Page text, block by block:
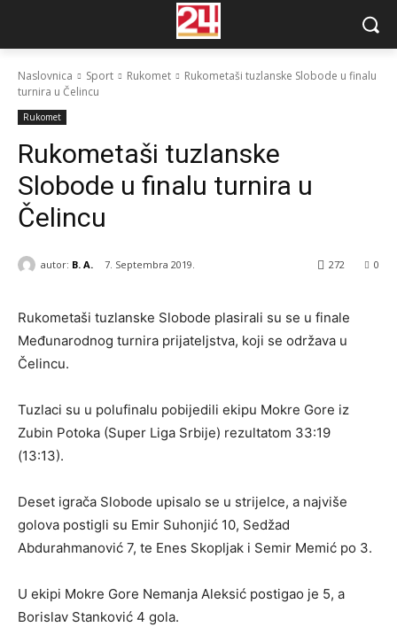
Naslovnica Sport Rukomet
Rukometaši tuzlanske Slobode u finalu
turnira u Čelincu
Rukomet
Rukometaši tuzlanske
Slobode u finalu turnira u
Čelincu
autor: B. A. 7. Septembra 2019. 0
272
Rukometaši tuzlanske Slobode plasirali su se u finale
Međunarodnog turnira prijateljstva, koji se održava u
Čelincu.
Tuzlaci su u polufinalu pobijedili ekipu Mokre Gore iz
Zubin Potoka (Super Liga Srbije) rezultatom 33:19
(13:13).
Deset igrača Slobode upisalo se u strijelce, a najviše
golova postigli su Emir Suhonjić 10, Sedžad
Abdurahmanović 7, te Enes Skopljak i Semir Memić po 3.
U ekipi Mokre Gore Nemanja Aleksić postigao je 5, a
Borislav Stanković 4 gola.